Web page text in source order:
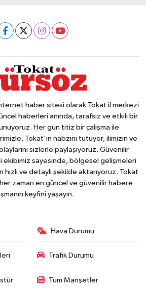
haber sitesi olarak Tokat il merkezi
haberleri anında, tarafsız ve etkili bir
Her gün titiz bir çalışma ile
Tokat'ın nabzını tutuyor, ilimizin ve
sizlerle paylaşıyoruz. Güvenilir
ekibimiz sayesinde, bölgesel gelişmeleri
hızlı ve detaylı şekilde aktarıyoruz. Tokat
zaman en güncel ve güvenilir habere
keyfini yaşayın.
Hava Durumu
Trafik Durumu
Tüm Manşetler